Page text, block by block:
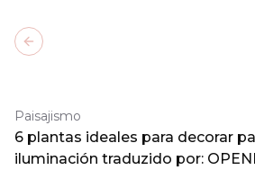
Paisajismo
6 plantas ideales para decorar
iluminación traduzido por:
Previous slide